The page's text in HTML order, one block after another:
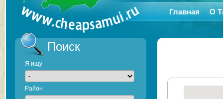
Главная О
Поиск
Я ищу
Район